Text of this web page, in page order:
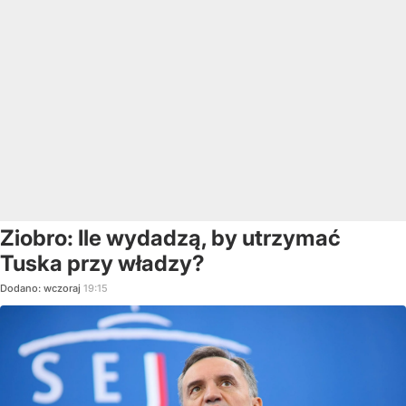
Ziobro: Ile wydadzą, by utrzymać
Tuska przy władzy?
Dodano: wczoraj 19:15